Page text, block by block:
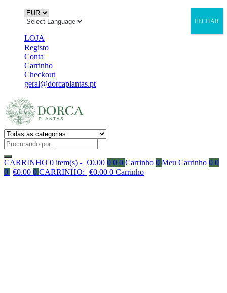
LOJA
Registo
Conta
Carrinho
Checkout
geral@dorcaplantas.pt
CARRINHO 0 item(s) - €0.00 0 0 0 Carrinho 0 Meu Carrinho 0 0
0 €0.00 0 CARRINHO: €0.00 0 Carrinho
FECHAR